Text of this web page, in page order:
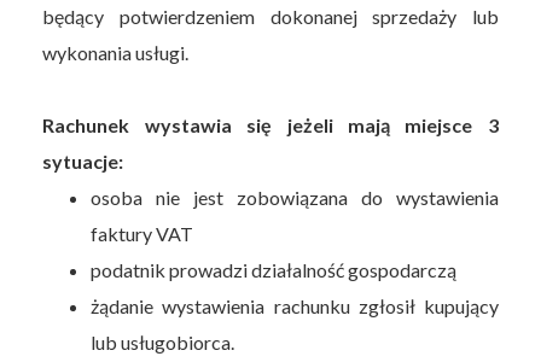
będący potwierdzeniem dokonanej sprzedaży lub
wykonania usługi.
Rachunek wystawia się jeżeli mają miejsce 3
sytuacje:
osoba nie jest zobowiązana do wystawienia
faktury VAT
podatnik prowadzi działalność gospodarczą
żądanie wystawienia rachunku zgłosił kupujący
lub usługobiorca.